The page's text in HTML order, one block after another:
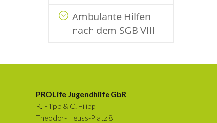
Ambulante Hilfen
nach dem SGB VIII
PROLife Jugendhilfe GbR
R. Filipp & C. Filipp
Theodor-Heuss-Platz 8